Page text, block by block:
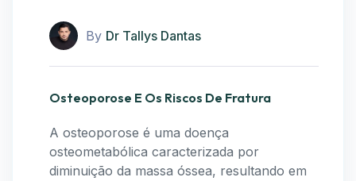
By Dr Tallys Dantas
Osteoporose E Os Riscos De Fratura
A osteoporose é uma doença
osteometabólica caracterizada por
diminuição da massa óssea, resultando em